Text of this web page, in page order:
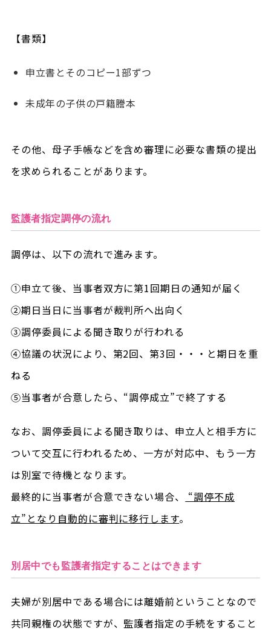
【書類】
申立書とそのコピー1部ずつ
未成年の子供の戸籍謄本
その他、母子手帳などを含め審理に必要な書類の提出
を求められることがあります。
監護者指定調停の流れ
調停は、以下の流れで進みます。
①申立て後、当事者双方に第1回期日の通知が届く
②期日当日に当事者が裁判所へ出向く
③調停委員による聞き取りが行われる
④協議の状況により、第2回、第3回・・・と期日を重
ねる
⑤当事者が合意したら、“調停成立”で終了する
なお、調停委員による聞き取りは、申立人と相手方に
ついて交互に行われるため、一方が対応中、もう一方
は別室で待機となります。
最終的に当事者が合意できない場合、
“調停不成
立”となり自動的に審判に移行します。
別居中でも監護者指定することはできます
夫婦が別居中である場合には離婚前ということなので
共同親権の状態ですが、監護者指定の手続をすること